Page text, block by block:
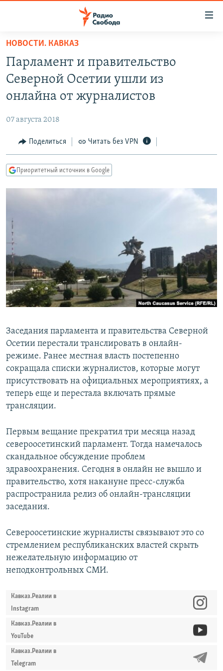
упрощенного
доступа
Вернуться
основному
Вернутся
Вернутся
ПОДКАСТЫ
АВТОРСКИЕ ПРОЕКТЫ
МНЕНИЯ
КУЛЬТУРА
КАВКАЗ.РЕАЛИИ
СЕВЕР.РЕАЛИИ
РАСПИСАНИЕ ВЕЩАНИЯ
ПОДПИШИТЕСЬ НА РАССЫЛКУ
СОЦИАЛЬНЫЕ СЕТИ
Все сайты РСЕ/РС
НОВОСТИ. КАВКАЗ
Парламент и правительство
Северной Осетии ушли из
онлайна от журналистов
07 августа 2018
Поделиться Читать без VPN
Приоритетный источник в Google
Заседания парламента и правительства Северной
Осетии перестали транслировать в онлайн-
режиме. Ранее местная власть постепенно
сокращала списки журналистов, которые могут
присутствовать на официальных мероприятиях, а
теперь еще и перестала включать прямые
трансляции.
Первым вещание прекратил три месяца назад
североосетинский парламент. Тогда намечалось
скандальное обсуждение проблем
здравоохранения. Сегодня в онлайн не вышло и
правительство, хотя накануне пресс-служба
распространила релиз об онлайн-трансляции
заседания.
Североосетинские журналисты связывают это со
стремлением республиканских властей скрыть
нежелательную информацию от
неподконтрольных СМИ.
Кавказ.Реалии в
Instagram
Кавказ.Реалии в
YouTube
Кавказ.Реалии в
Telegram